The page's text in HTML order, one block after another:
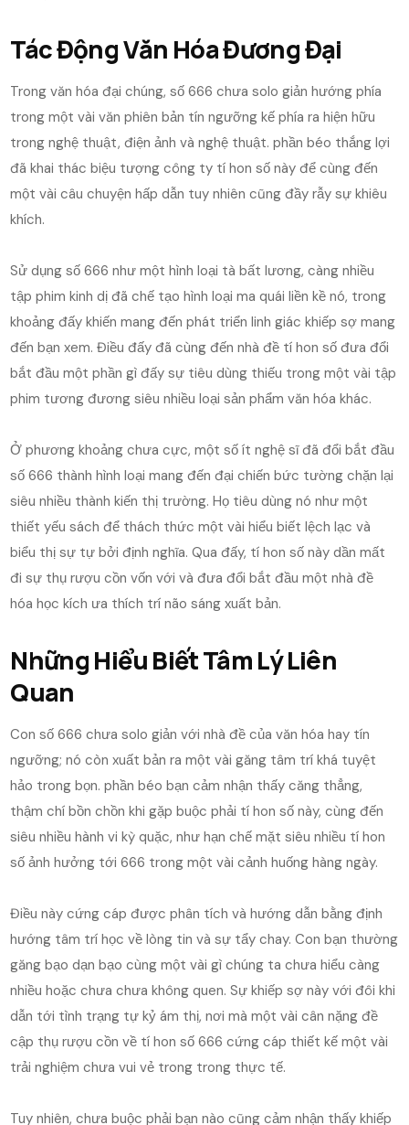
Tác Động Văn Hóa Đương Đại
Trong văn hóa đại chúng, số 666 chưa solo giản hướng phía
trong một vài văn phiên bản tín ngưỡng kế phía ra hiện hữu
trong nghệ thuật, điện ảnh và nghệ thuật. phần béo thắng lợi
đã khai thác biệu tượng công ty tí hon số này để cùng đến
một vài câu chuyện hấp dẫn tuy nhiên cũng đầy rẫy sự khiêu
khích.
Sử dụng số 666 như một hình loại tà bất lương, càng nhiều
tập phim kinh dị đã chế tạo hình loại ma quái liền kề nó, trong
khoảng đấy khiến mang đến phát triển linh giác khiếp sợ mang
đến bạn xem. Điều đấy đã cùng đến nhà đề tí hon số đưa đổi
bắt đầu một phần gì đấy sự tiêu dùng thiếu trong một vài tập
phim tương đương siêu nhiều loại sản phẩm văn hóa khác.
Ở phương khoảng chưa cực, một số ít nghệ sĩ đã đổi bắt đầu
số 666 thành hình loại mang đến đại chiến bức tường chặn lại
siêu nhiều thành kiến thị trường. Họ tiêu dùng nó như một
thiết yếu sách để thách thức một vài hiểu biết lệch lạc và
biểu thị sự tự bởi định nghĩa. Qua đấy, tí hon số này dần mất
đi sự thụ rượu cồn vốn với và đưa đổi bắt đầu một nhà đề
hóa học kích ưa thích trí não sáng xuất bản.
Những Hiểu Biết Tâm Lý Liên
Quan
Con số 666 chưa solo giản với nhà đề của văn hóa hay tín
ngưỡng; nó còn xuất bản ra một vài găng tâm trí khá tuyệt
hảo trong bọn. phần béo bạn cảm nhận thấy căng thẳng,
thậm chí bồn chồn khi gặp buộc phải tí hon số này, cùng đến
siêu nhiều hành vi kỳ quặc, như hạn chế mặt siêu nhiều tí hon
số ảnh hưởng tới 666 trong một vài cảnh huống hàng ngày.
Điều này cứng cáp được phân tích và hướng dẫn bằng định
hướng tâm trí học về lòng tin và sự tẩy chay. Con bạn thường
găng bạo dạn bạo cùng một vài gì chúng ta chưa hiểu càng
nhiều hoặc chưa chưa không quen. Sự khiếp sợ này với đôi khi
dẫn tới tình trạng tự kỷ ám thị, nơi mà một vài cân nặng đề
cập thụ rượu cồn về tí hon số 666 cứng cáp thiết kế một vài
trải nghiệm chưa vui vẻ trong trong thực tế.
Tuy nhiên, chưa buộc phải bạn nào cũng cảm nhận thấy khiếp